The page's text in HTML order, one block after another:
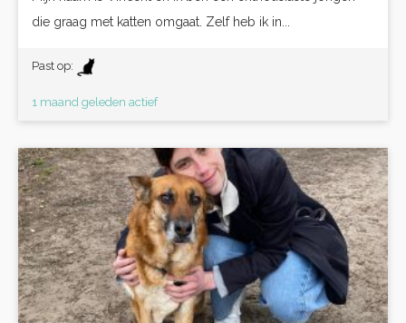
die graag met katten omgaat. Zelf heb ik in...
Past op:
1 maand geleden actief